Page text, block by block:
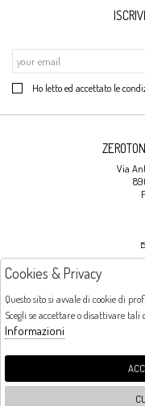
Ho letto ed accettato le
Via
LUNEDI: CHIUSO LA
Cookies & Privacy
Questo sito si avvale di cookie di
Scegli se accettare o disattivare tali
Informazioni